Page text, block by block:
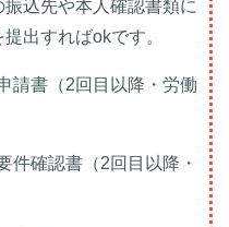
込先や本人確認書類に
出すればokです。
請書（2回目以降・労働
件確認書（2回目以降・